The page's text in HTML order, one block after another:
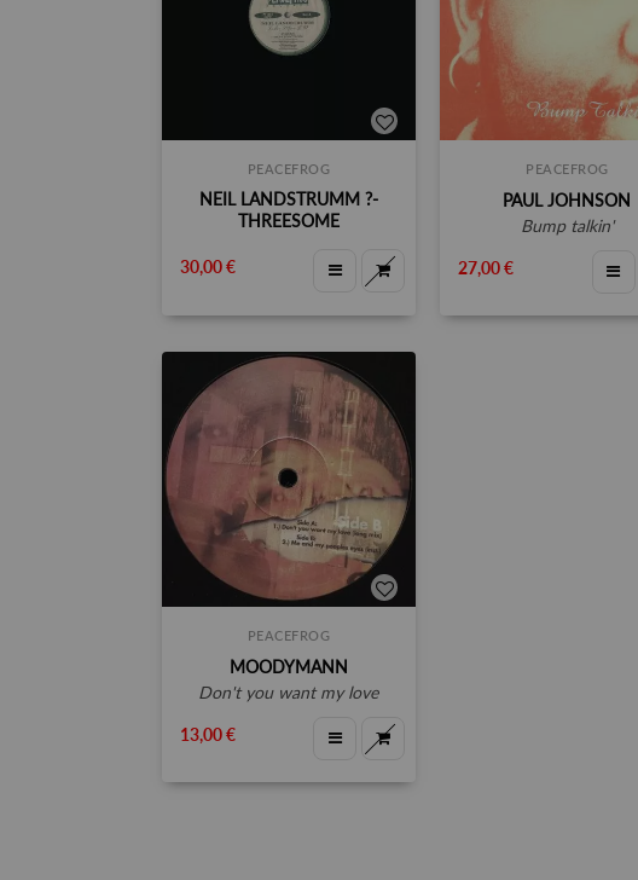
PEACEFROG
NEIL LANDSTRUMM ‎?-
THREESOME
30,00 €
PEACEFROG
PAUL JOHNSON
bump talkin'
27,00 €
PEACEFROG
MOODYMANN
don't you want my love
13,00 €